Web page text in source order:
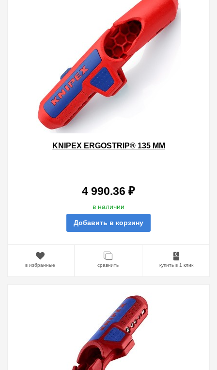
KNIPEX ERGOSTRIP® 135 ММ
4 990.36 ₽
в наличии
Добавить в корзину
в избранные сравнить купить в 1 клик